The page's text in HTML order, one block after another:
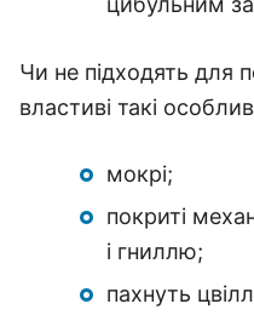
Чи не підходять для
властиві такі
мокрі;
покриті
і гниллю;
пахнуть